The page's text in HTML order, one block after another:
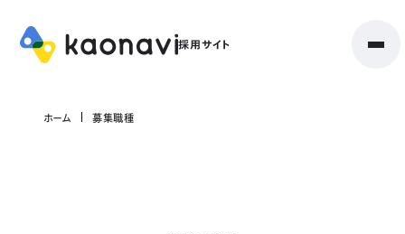
ホーム 募集職種